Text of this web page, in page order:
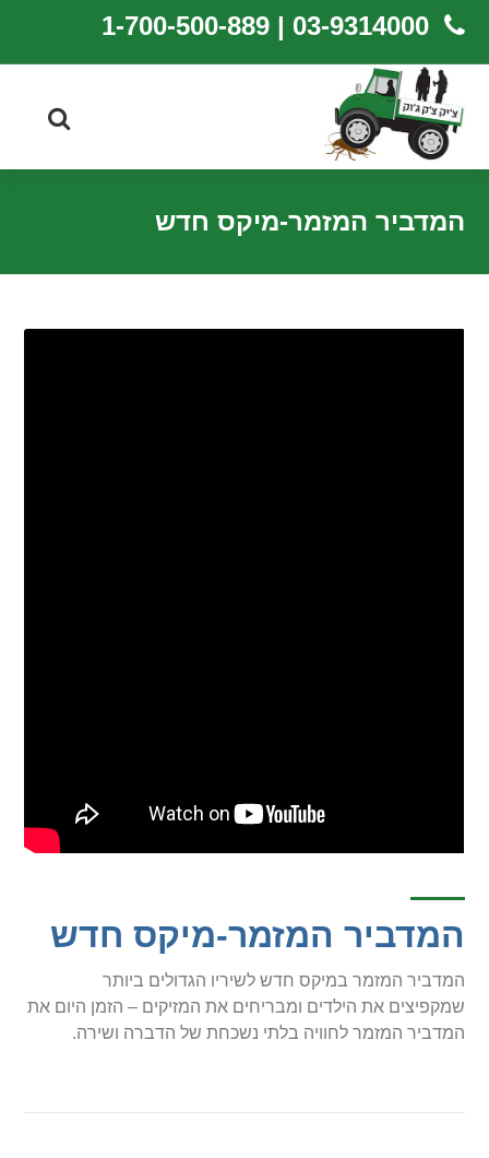
03-9314000 | 1-700-500-889
המדביר המזמר-מיקס חדש
המדביר המזמר-מיקס חדש
המדביר המזמר במיקס חדש לשיריו הגדולים ביותר
שמקפיצים את הילדים ומבריחים את המזיקים – הזמן היום את
המדביר המזמר לחוויה בלתי נשכחת של הדברה ושירה.